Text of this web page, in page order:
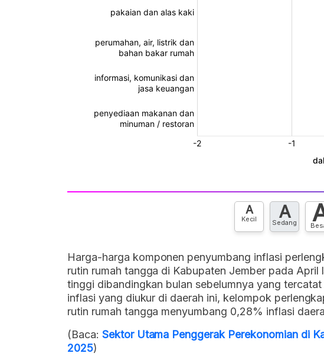
A
Kecil A
Sedang
Harga-harga komponen penyumbang inflasi
rutin rumah tangga di Kabupaten Jember pada
tinggi dibandingkan bulan sebelumnya yang
inflasi yang diukur di daerah ini, kelompok
rutin rumah tangga menyumbang 0,28% inflasi
(Baca: Sektor Utama Penggerak Perekonomian di
2025)